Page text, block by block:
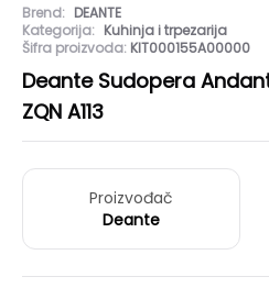
Brend: DEANTE
Kategorija: Kuhinja i trpezarija
Šifra proizvoda: KIT000155A00000
Deante Sudopera
ZQN A113
Proizvođač
Deante